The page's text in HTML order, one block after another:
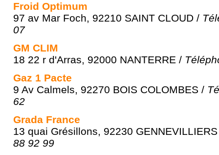
Froid Optimum
97 av Mar Foch, 92210 SAINT CLOUD /
07
GM CLIM
18 22 r d'Arras, 92000 NANTERRE /
Gaz 1 Pacte
9 Av Calmels, 92270 BOIS COLOMBES /
62
Grada France
13 quai Grésillons, 92230
88 92 99